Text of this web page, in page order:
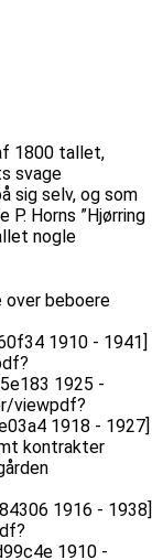
1800 tallet,
svage
sig selv, og som
Horns ”Hjørring
nogle
over beboere
1910 - 1941]
1925 -
viewpdf?
1918 - 1927]
kontrakter
1916 - 1938]
1910 -